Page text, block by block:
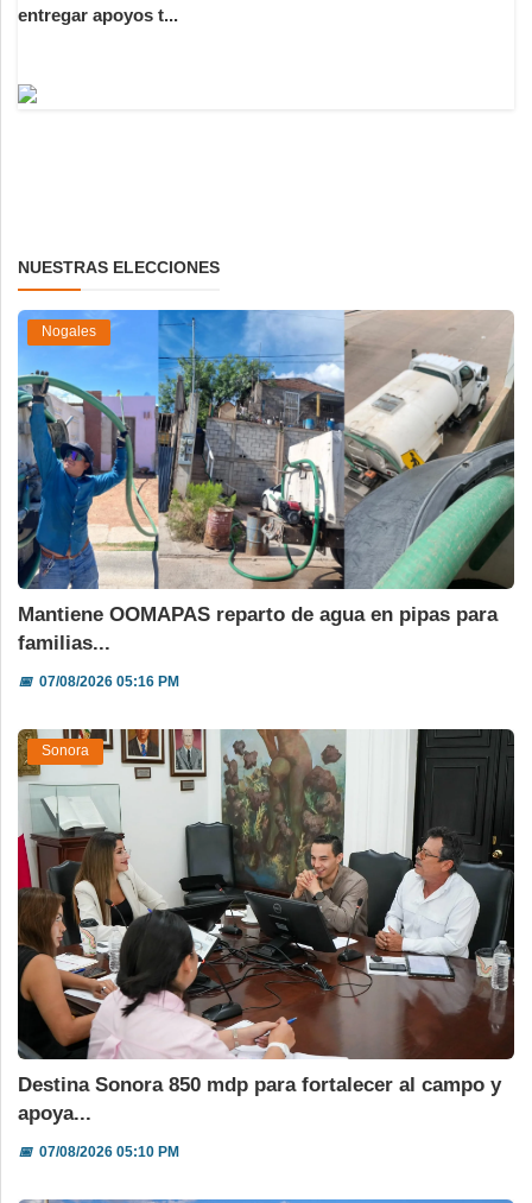
entregar apoyos t...
NUESTRAS ELECCIONES
Nogales
Mantiene OOMAPAS reparto de agua en pipas para
familias...
📅07/08/2026 05:16 PM
Sonora
Destina Sonora 850 mdp para fortalecer al campo y
apoya...
📅07/08/2026 05:10 PM